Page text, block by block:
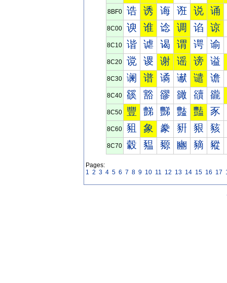
8BF0 诰 诱 诲 诳 说 诵
8C00 谀 谁 谂 调 谄 谅
8C10 谐 谑 谒 谓 谔 谕
8C20 谠 谡 谢 谣 谤 谥
8C30 谰 谱 谲 谳 谴 谵
8C40 豀 豁 豂 豃 豄 豅
8C50 豐 豑 豒 豓 豔 豕
8C60 豠 象 豢 豣 豤 豥
8C70 豰 豱 豲 豳 豴 豵
Pages:
1 2 3 4 5 6 7 8 9 10 11 12 13 14 15 16 17